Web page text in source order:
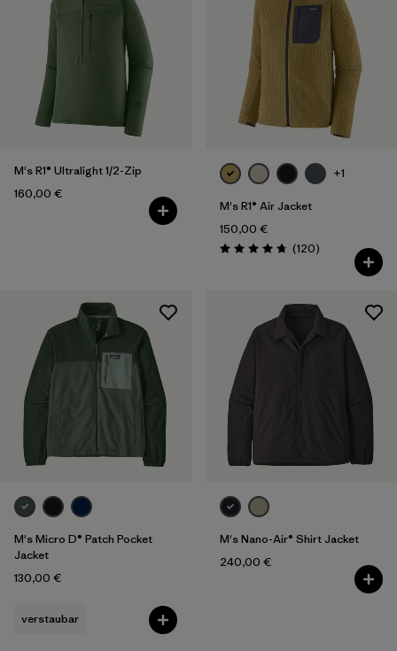
M's R1® Ultralight 1/2-Zip
160,00 €
+1
M's R1® Air Jacket
150,00 €
Bewertung: 4.7 / 5
(120Rezensionen
)
M's Micro D® Patch Pocket
Jacket
130,00 €
verstaubar
M's Nano-Air® Shirt Jacket
240,00 €